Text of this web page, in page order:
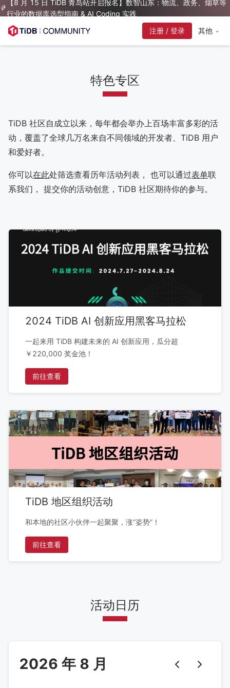
【8 月 15 日 TiDB 青岛站开启报名】数智山东：物流、政务、烟草等
行业的数据库选型指南 & AI Coding 实践
注册 / 登录
其他
特色专区
TiDB 社区自成立以来，每年都会举办上百场丰富多彩的活
动，覆盖了全球几万名来自不同领域的开发者、TiDB 用户
和爱好者。
你可以在此处筛选查看历年活动列表， 也可以通过表单联
系我们， 提交你的活动创意，TiDB 社区期待你的参与。
2024 TiDB AI 创新应用黑客马拉松
一起来用 TiDB 构建未来的 AI 创新应用，瓜分超
￥220,000 奖金池！
前往查看
TiDB 地区组织活动
和本地的社区小伙伴一起聚聚，涨“姿势”！
前往查看
活动日历
2026 年 8 月